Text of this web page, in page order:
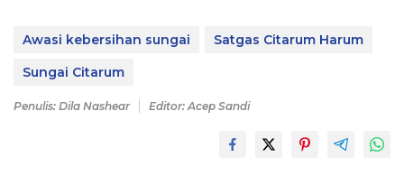
Awasi kebersihan sungai
Satgas Citarum Harum
Sungai Citarum
Penulis: Dila Nashear Editor: Acep Sandi